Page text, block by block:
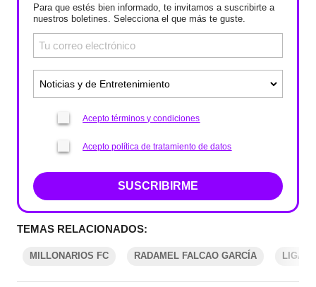
Para que estés bien informado, te invitamos a suscribirte a
nuestros boletines. Selecciona el que más te guste.
Acepto términos y condiciones
Acepto política de tratamiento de datos
SUSCRIBIRME
TEMAS RELACIONADOS:
MILLONARIOS FC RADAMEL FALCAO GARCÍA LIGA